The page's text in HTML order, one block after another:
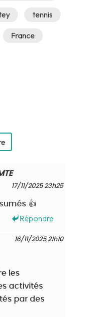
tennis
France
17/11/2025 23h25
👍
Répondre
16/11/2025 21h10
les
activités
par des